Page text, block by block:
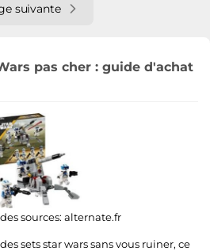
suivante
pas cher : guide d'achat
sources: alternate.fr
sets star wars sans vous ruiner, ce